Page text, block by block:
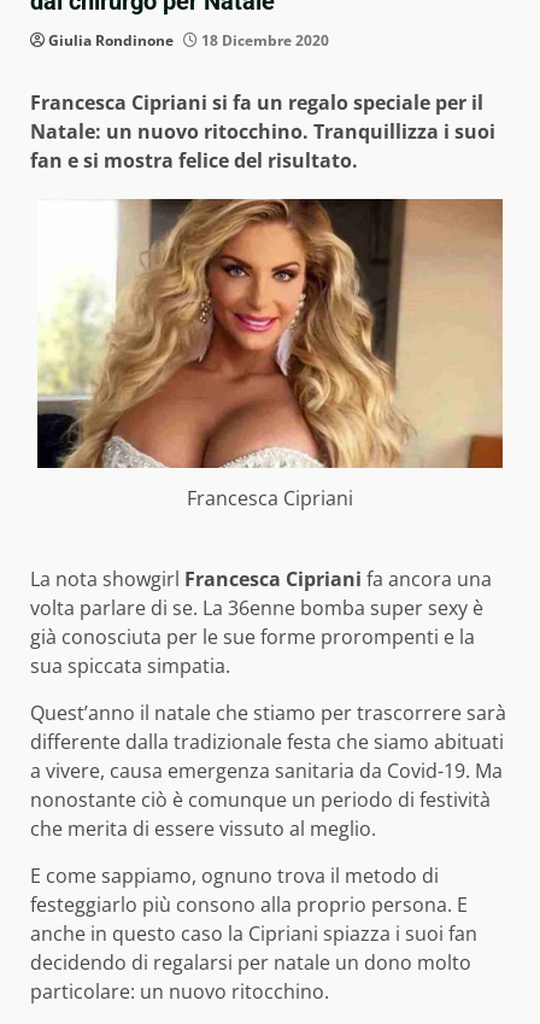
Giulia Rondinone 18 Dicembre 2020
Francesca Cipriani si fa un regalo speciale per il
Natale: un nuovo ritocchino. Tranquillizza i suoi
fan e si mostra felice del risultato.
Francesca Cipriani
La nota showgirl Francesca Cipriani fa ancora una
volta parlare di se. La 36enne bomba super sexy è
già conosciuta per le sue forme prorompenti e la
sua spiccata simpatia.
Quest’anno il natale che stiamo per trascorrere sarà
differente dalla tradizionale festa che siamo abituati
a vivere, causa emergenza sanitaria da Covid-19. Ma
nonostante ciò è comunque un periodo di festività
che merita di essere vissuto al meglio.
E come sappiamo, ognuno trova il metodo di
festeggiarlo più consono alla proprio persona. E
anche in questo caso la Cipriani spiazza i suoi fan
decidendo di regalarsi per natale un dono molto
particolare: un nuovo ritocchino.